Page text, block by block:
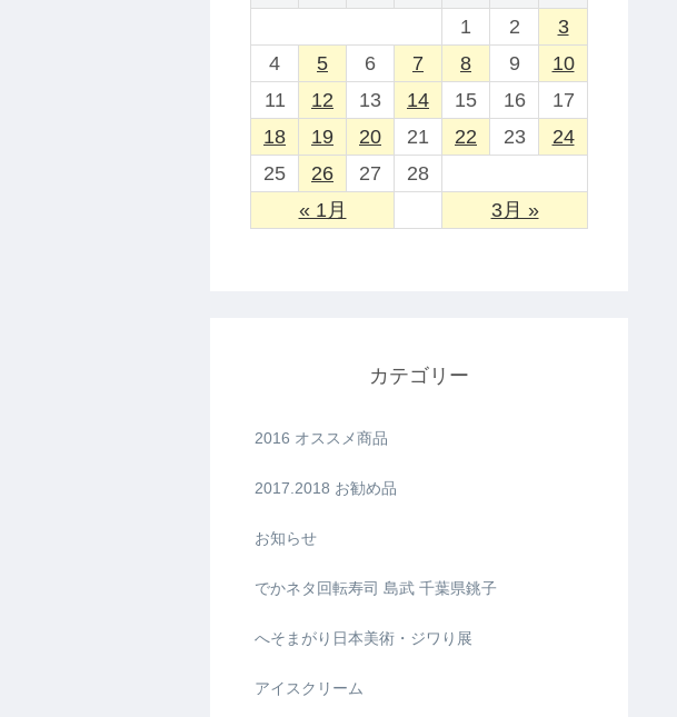
« 1月 3月 »
1 2
3
4
5 6 7 8 9
10
11
12 13 14 15 16
17
18
19 20 21 22 23
24
25
26 27 28
カテゴリー
2016 オススメ商品
2017.2018 お勧め品
お知らせ
でかネタ回転寿司 島武 千葉県銚子
へそまがり日本美術・ジワり展
アイスクリーム